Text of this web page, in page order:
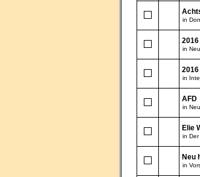
in
in
in
AFD
in
Elie
in
Neu
in